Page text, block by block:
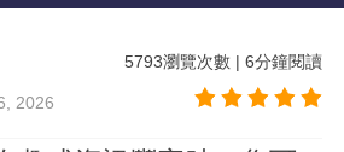
2026
5793瀏覽次數 |6分鐘閱讀